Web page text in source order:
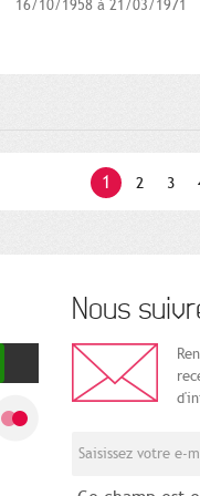
16/10/1958 à 21/03/1971
1 2 3
Nous